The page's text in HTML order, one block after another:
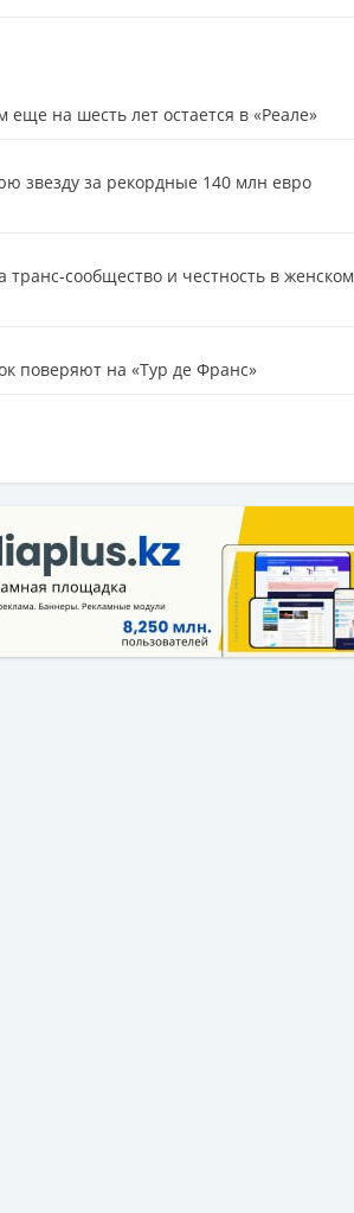
на шесть лет остается в «Реале»
звезду за рекордные 140 млн евро
транс-сообщество и честность в женском
поверяют на «Тур де Франс»